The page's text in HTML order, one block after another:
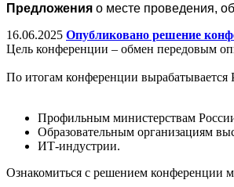
Предложения о месте проведения,
16.06.2025 Опубликовано решение
Цель конференции – обмен передовым
По итогам конференции
Профильным министерствам
Образовательным организациям
ИТ-индустрии.
Ознакомиться с решением конференции